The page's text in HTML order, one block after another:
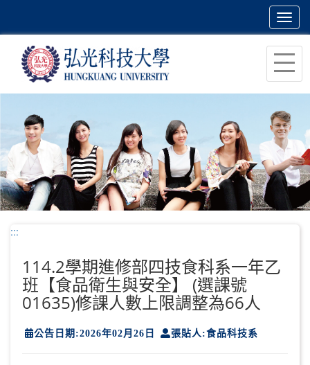
主
容
區
塊
:::
114.2學期進修部四技食科系一年乙
班【食品衛生與安全】 (選課號
01635)修課人數上限調整為66人
公告日期:2026年02月26日 張貼人:食品科技系